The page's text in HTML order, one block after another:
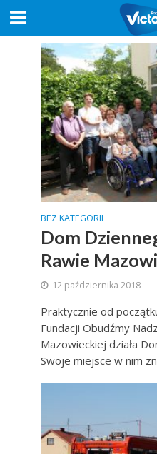
BEZ KATEGORII
Dom
Rawie
12 października 2018
Praktycznie od
Fundacji Obudźmy
Mazowieckiej działa
Swoje miejsce w nim